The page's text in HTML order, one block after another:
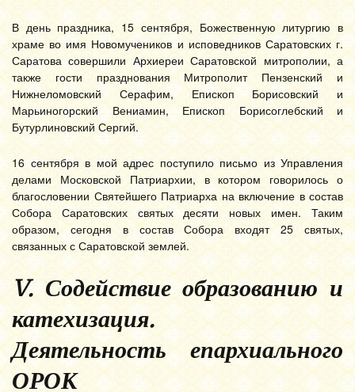
В день праздника, 15 сентября, Божественную литургию в
храме во имя Новомучеников и исповедников Саратовских г.
Саратова совершили Архиереи Саратовской митрополии, а
также гости празднования Митрополит Пензенский и
Нижнеломовский Серафим, Епископ Борисовский и
Марьиногорский Вениамин, Епископ Борисоглебский и
Бутурлиновский Сергий.
16 сентября в мой адрес поступило письмо из Управления
делами Московской Патриархии, в котором говорилось о
благословении Святейшего Патриарха на включение в состав
Собора Саратовских святых десяти новых имен. Таким
образом, сегодня в состав Собора входят 25 святых,
связанных с Саратовской землей.
V. Содействие образованию и
катехизация.
Деятельность епархиального
ОРОК